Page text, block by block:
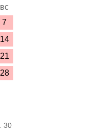
вс
7
14
21
28
30